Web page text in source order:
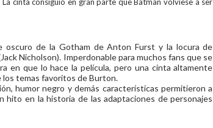
oscuro de la Gotham de Anton Furst y la locura de
Nicholson). Imperdonable para muchos fans que se
en que lo hace la película, pero una cinta altamente
los temas favoritos de Burton.
humor negro y demás características permitieron a
en la historia de las adaptaciones de personajes